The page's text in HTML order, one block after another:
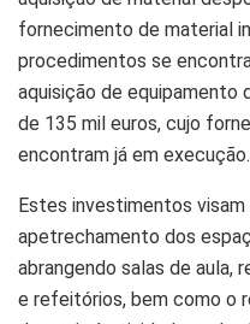
fornecimento de material
procedimentos se
aquisição de equipamento
de 135 mil euros, cujo
encontram já em execução.
Estes investimentos visam
apetrechamento dos
abrangendo salas de aula,
e refeitórios, bem como o